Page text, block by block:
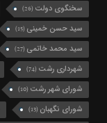
سخنگوی دولت (26)
سید حسن خمینی (15)
سید محمد خاتمی (27)
شهرداری رشت (74)
شورای شهر رشت (10)
شورای نگهبان (13)